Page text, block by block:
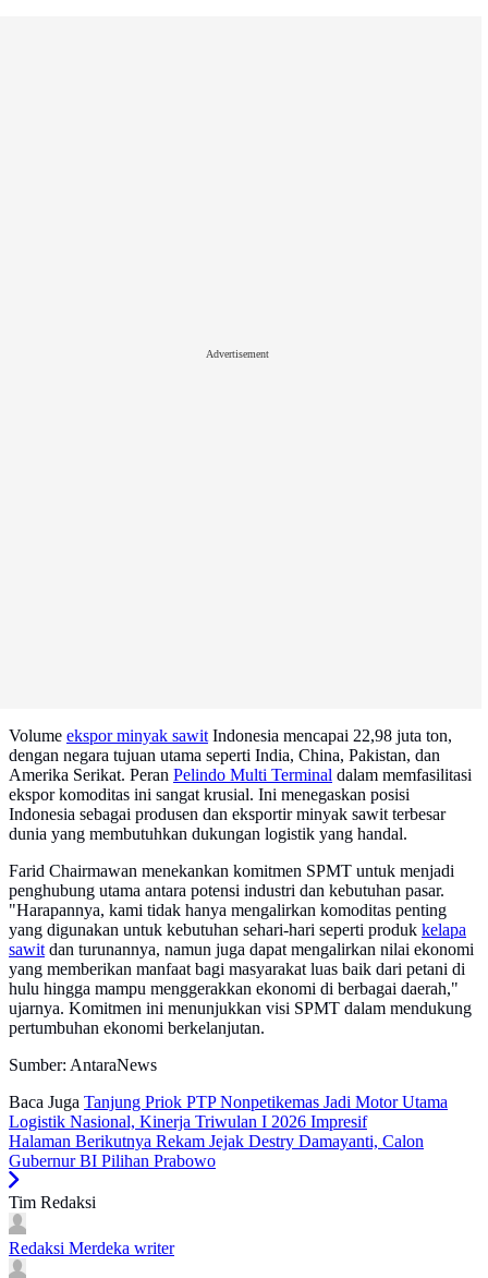
Advertisement
Volume ekspor minyak sawit Indonesia mencapai 22,98 juta ton,
dengan negara tujuan utama seperti India, China, Pakistan, dan
Amerika Serikat. Peran Pelindo Multi Terminal dalam memfasilitasi
ekspor komoditas ini sangat krusial. Ini menegaskan posisi
Indonesia sebagai produsen dan eksportir minyak sawit terbesar
dunia yang membutuhkan dukungan logistik yang handal.
Farid Chairmawan menekankan komitmen SPMT untuk menjadi
penghubung utama antara potensi industri dan kebutuhan pasar.
"Harapannya, kami tidak hanya mengalirkan komoditas penting
yang digunakan untuk kebutuhan sehari-hari seperti produk kelapa
sawit dan turunannya, namun juga dapat mengalirkan nilai ekonomi
yang memberikan manfaat bagi masyarakat luas baik dari petani di
hulu hingga mampu menggerakkan ekonomi di berbagai daerah,"
ujarnya. Komitmen ini menunjukkan visi SPMT dalam mendukung
pertumbuhan ekonomi berkelanjutan.
Sumber: AntaraNews
Baca Juga Tanjung Priok PTP Nonpetikemas Jadi Motor Utama
Logistik Nasional, Kinerja Triwulan I 2026 Impresif
Halaman Berikutnya Rekam Jejak Destry Damayanti, Calon
Gubernur BI Pilihan Prabowo
Tim Redaksi
Redaksi Merdeka writer